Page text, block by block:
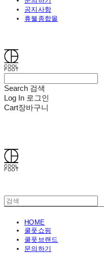
공지사항
휴웰종합몰
Search 검색
Log In 로그인
Cart장바구니
HOME
쿨풋쇼핑
쿨풋브랜드
문의하기